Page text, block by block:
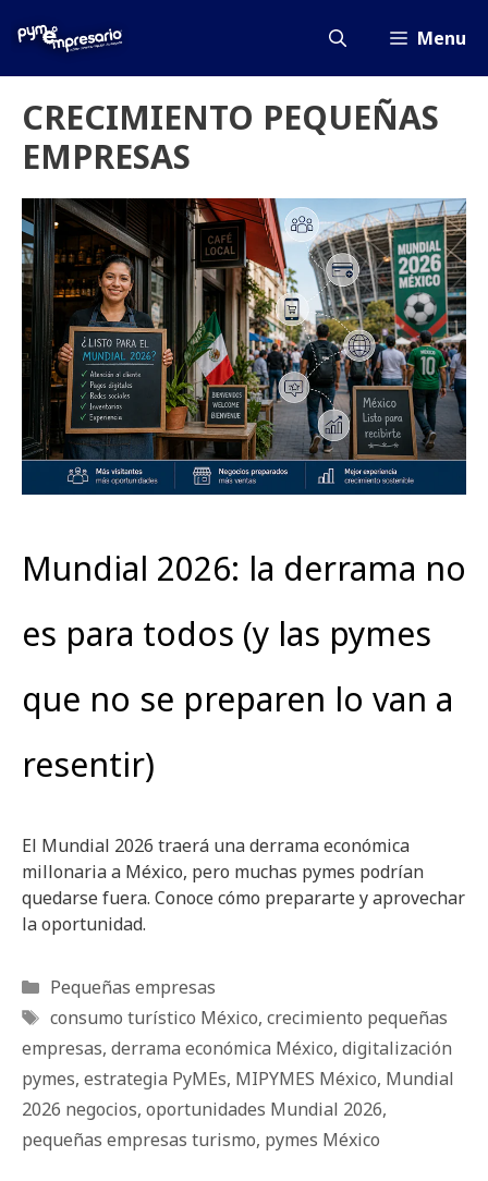
Menu
CRECIMIENTO PEQUEÑAS
EMPRESAS
Mundial 2026: la derrama no
es para todos (y las pymes
que no se preparen lo van a
resentir)
El Mundial 2026 traerá una derrama económica
millonaria a México, pero muchas pymes podrían
quedarse fuera. Conoce cómo prepararte y aprovechar
la oportunidad.
Categorías
Pequeñas empresas
Etiquetas
consumo turístico México, crecimiento pequeñas
empresas, derrama económica México, digitalización
pymes, estrategia PyMEs, MIPYMES México, Mundial
2026 negocios, oportunidades Mundial 2026,
pequeñas empresas turismo, pymes México